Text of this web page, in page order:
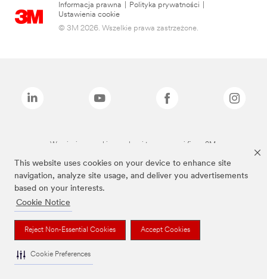
This website uses cookies on your device to enhance site
navigation, analyze site usage, and deliver you advertisements
based on your interests.
Cookie Notice
Reject Non-Essential Cookies Accept Cookies
Cookie Preferences
Informacja prawna Polityka prywatności
Ustawienia cookie
© 3M 2026. Wszelkie prawa zastrzeżone.
Wymienione marki są znakami towarowymi firmy 3M.